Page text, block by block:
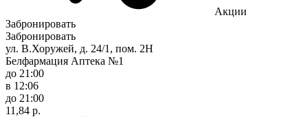
Акции
Забронировать
Забронировать
ул. В.Хоружей, д. 24/1, пом. 2Н
Белфармация Аптека №1
до 21:00
в 12:06
до 21:00
11,84 р.